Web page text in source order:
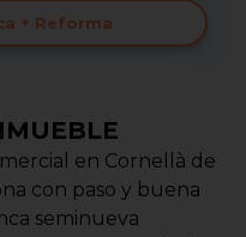
+ Reforma
en Cornellà de
con paso y buena
seminueva